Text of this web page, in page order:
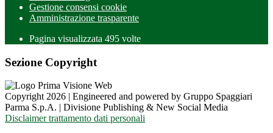
Gestione consensi cookie
Amministrazione trasparente
Pagina visualizzata 495 volte
Sezione Copyright
Copyright 2026 | Engineered and powered by Gruppo Spaggiari
Parma S.p.A. | Divisione Publishing & New Social Media
Disclaimer trattamento dati personali